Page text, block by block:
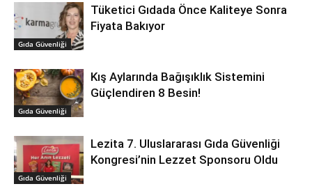
Gıda Güvenliği
Tüketici Gıdada Önce Kaliteye Sonra
Fiyata Bakıyor
Gıda Güvenliği
Kış Aylarında Bağışıklık Sistemini
Güçlendiren 8 Besin!
Gıda Güvenliği
Lezita 7. Uluslararası Gıda Güvenliği
Kongresi’nin Lezzet Sponsoru Oldu